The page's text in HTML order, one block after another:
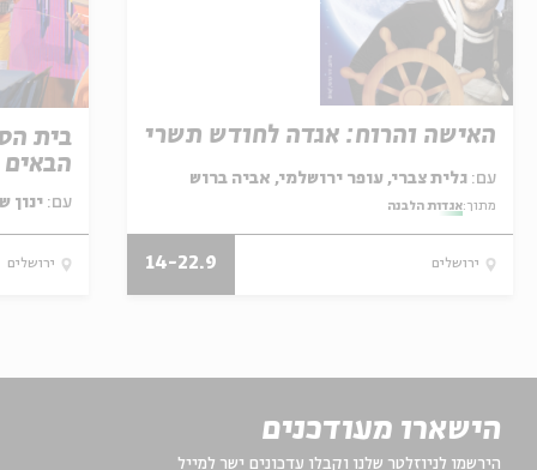
האישה והרוח: אגדה לחודש תשרי
עם:
מתוך:אגדות הלבנה
ירושלים 14-22.9
בית
עם: ינון
ירושלים
הישארו מעודכנים
הירשמו לניוזלטר שלנו וקבלו עדכונים ישר למייל